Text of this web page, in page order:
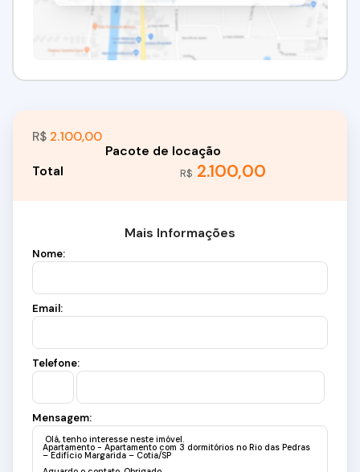
R$ 2.100,00
R$ 2.100,00
Mais Informações
Nome:
Email:
Telefone:
Mensagem: